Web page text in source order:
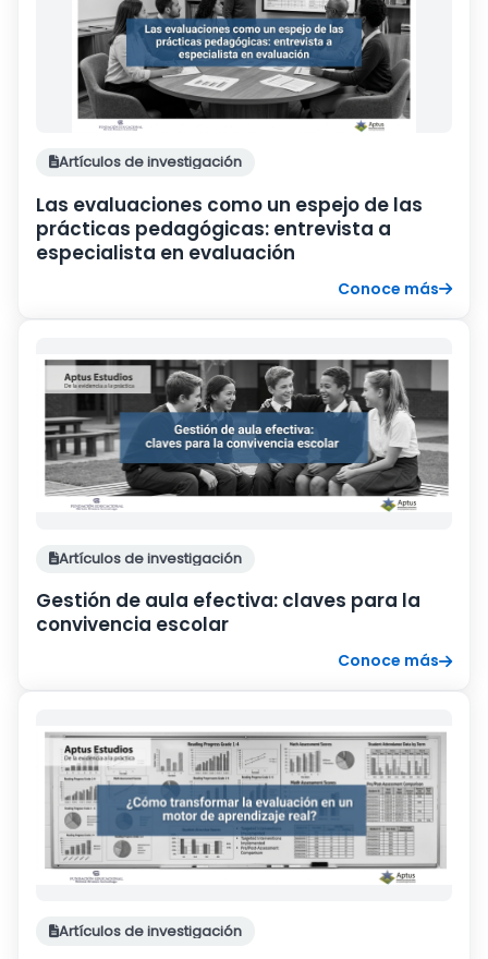
Artículos de investigación
Las evaluaciones como un espejo de las
prácticas pedagógicas: entrevista a
especialista en evaluación
Conoce más
Artículos de investigación
Gestión de aula efectiva: claves para la
convivencia escolar
Conoce más
Artículos de investigación